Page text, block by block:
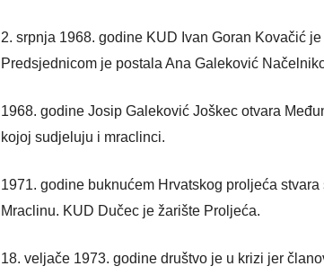
2. srpnja 1968. godine KUD Ivan Goran Kovačić
Predsjednicom je postala Ana Galeković
1968. godine Josip Galeković Joškec otvara
kojoj sudjeluju i mraclinci.
1971. godine buknućem Hrvatskog proljeća
Mraclinu. KUD Dučec je žarište Proljeća.
18. veljače 1973. godine društvo je u krizi jer